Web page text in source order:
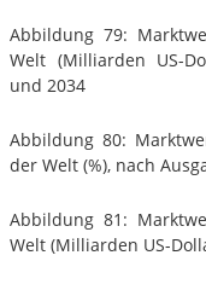
Abbildung 79:
Welt (Milliarden US-
und 2034
Abbildung 80:
der Welt (%), nach
Abbildung 81:
Welt (Milliarden US-